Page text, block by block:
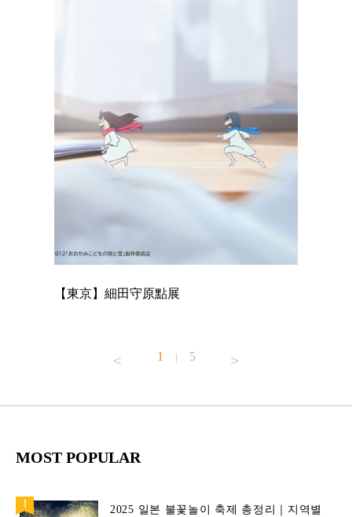
【東京】細田守原點展
1 | 5
MOST POPULAR
2025 일본 불꽃놀이 축제 총정리｜지역별